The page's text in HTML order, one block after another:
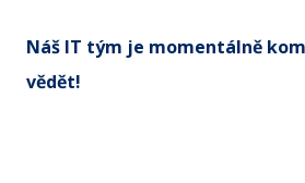
Náš IT tým je momentálně
vědět!